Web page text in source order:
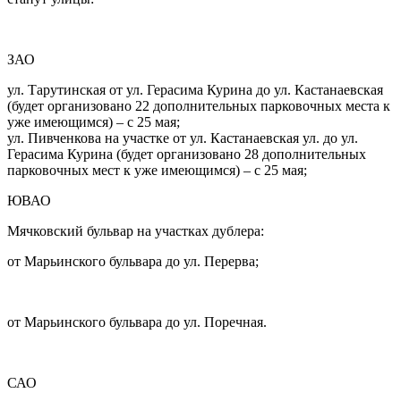
ЗАО
ул. Тарутинская от ул. Герасима Курина до ул. Кастанаевская
(будет организовано 22 дополнительных парковочных места к
уже имеющимся) – с 25 мая;
ул. Пивченкова на участке от ул. Кастанаевская ул. до ул.
Герасима Курина (будет организовано 28 дополнительных
парковочных мест к уже имеющимся) – с 25 мая;
ЮВАО
Мячковский бульвар на участках дублера:
от Марьинского бульвара до ул. Перерва;
от Марьинского бульвара до ул. Поречная.
САО